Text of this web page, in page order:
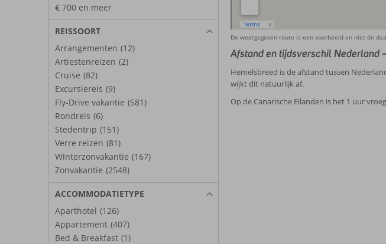
€ 700 en meer
REISSOORT
Arrangementen (12)
Artiestenreizen (2)
Cruise (82)
Excursiereis (9)
Fly-Drive vakantie (581)
Rondreis (6)
Stedentrip (151)
Verre reizen (81)
Winterzonvakantie (167)
Zonvakantie (2548)
ACCOMMODATIETYPE
Aparthotel (126)
Appartement (407)
Bed & Breakfast (1)
De weergegeven route is een voorbeeld en niet de
Afstand en tijdsverschil Nederland
Hemelsbreed is de afstand tussen
wijkt dit natuurlijk af.
Op de Canarische Eilanden is het 1 uur